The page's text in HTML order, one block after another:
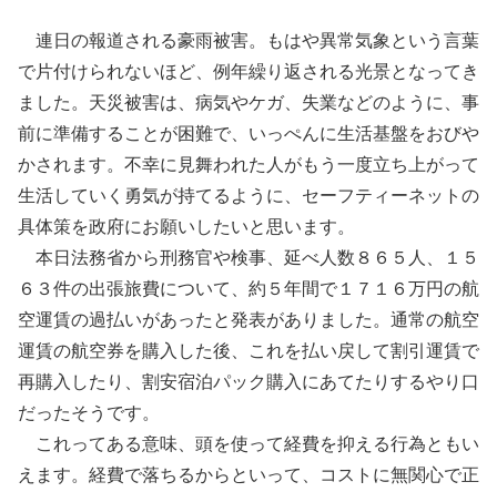
連日の報道される豪雨被害。もはや異常気象という言葉
で片付けられないほど、例年繰り返される光景となってき
ました。天災被害は、病気やケガ、失業などのように、事
前に準備することが困難で、いっぺんに生活基盤をおびや
かされます。不幸に見舞われた人がもう一度立ち上がって
生活していく勇気が持てるように、セーフティーネットの
具体策を政府にお願いしたいと思います。
本日法務省から刑務官や検事、延べ人数８６５人、１５
６３件の出張旅費について、約５年間で１７１６万円の航
空運賃の過払いがあったと発表がありました。通常の航空
運賃の航空券を購入した後、これを払い戻して割引運賃で
再購入したり、割安宿泊パック購入にあてたりするやり口
だったそうです。
これってある意味、頭を使って経費を抑える行為ともい
えます。経費で落ちるからといって、コストに無関心で正